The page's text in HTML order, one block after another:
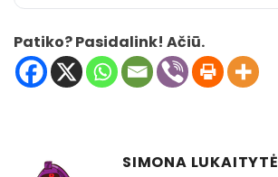
Patiko? Pasidalink! Ačiū.
SIMONA LUKAITYTĖ